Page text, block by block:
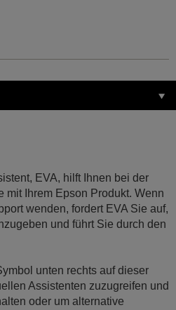
EVA, hilft Ihnen bei der
mit Ihrem Epson Produkt. Wenn
wenden, fordert EVA Sie auf,
und führt Sie durch den
unten rechts auf dieser
Assistenten zuzugreifen und
oder um alternative